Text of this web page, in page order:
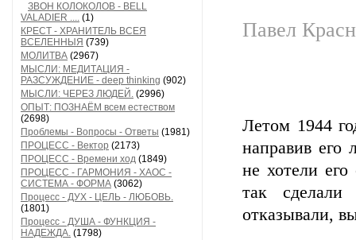
ЗВОН КОЛОКОЛОВ - BELL
VALADIER .... (1)
КРЕСТ - ХРАНИТЕЛЬ ВСЕЯ
ВСЕЛЕННЫЯ (739)
МОЛИТВА (2967)
МЫСЛИ: МЕДИТАЦИЯ -
РАЗСУЖДЕНИЕ - deep thinking (902)
МЫСЛИ: ЧЕРЕЗ ЛЮДЕЙ. (2996)
ОПЫТ: ПОЗНАЁМ всем естеством
(2698)
Проблемы - Вопросы - Ответы (1981)
ПРОЦЕСС - Вектор (2173)
ПРОЦЕСС - Времени ход (1849)
ПРОЦЕСС - ГАРМОНИЯ - ХАОС -
СИСТЕМА - ФОРМА (3062)
Процесс - ДУХ - ЦЕЛЬ - ЛЮБОВЬ.
(1801)
Процесс - ДУША - ФУНКЦИЯ -
НАДЕЖДА. (1798)
Павел
Летом 1944
направив его
не хотели
так
отказывали,